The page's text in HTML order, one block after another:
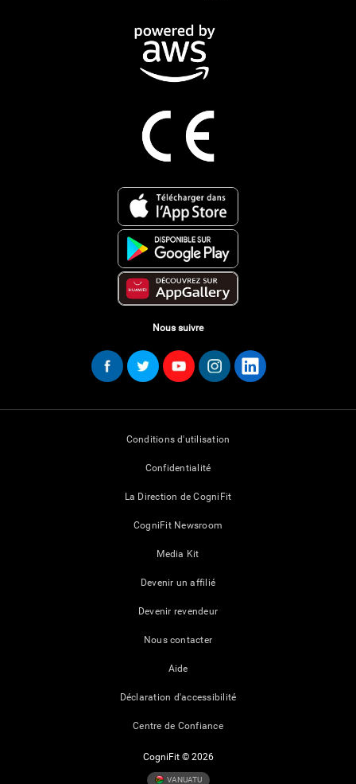
Nous suivre
Conditions d'utilisation
Confidentialité
La Direction de CogniFit
CogniFit Newsroom
Media Kit
Devenir un affilié
Devenir revendeur
Nous contacter
Aide
Déclaration d'accessibilité
Centre de Confiance
CogniFit © 2026
VANUATU